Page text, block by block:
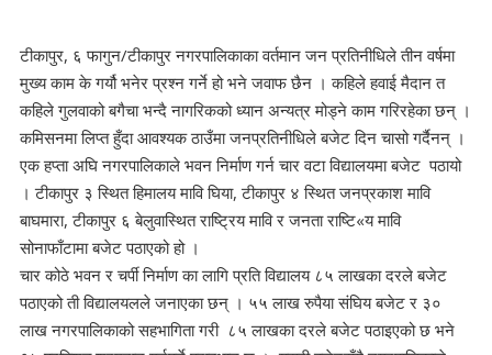
टीकापुर, ६ फागुन/टीकापुर नगरपालिकाका वर्तमान जन प्रतिनीधिले तीन वर्षमा
मुख्य काम के गर्यौ भनेर प्रश्न गर्ने हो भने जवाफ छैन । कहिले हवाई मैदान त
कहिले गुलवाको बगैचा भन्दै नागरिकको ध्यान अन्यत्र मोड्ने काम गरिरहेका छन् ।
कमिसनमा लिप्त हुँदा आवश्यक ठाउँमा जनप्रतिनीधिले बजेट दिन चासो गर्दैनन् ।
एक हप्ता अघि नगरपालिकाले भवन निर्माण गर्न चार वटा विद्यालयमा बजेट पठायो
। टीकापुर ३ स्थित हिमालय मावि घिया, टीकापुर ४ स्थित जनप्रकाश मावि
बाघमारा, टीकापुर ६ बेलुवास्थित राष्ट्रिय मावि र जनता राष्टि«य मावि
सोनाफाँटामा बजेट पठाएको हो ।
चार कोठे भवन र चर्पी निर्माण का लागि प्रति विद्यालय ८५ लाखका दरले बजेट
पठाएको ती विद्यालयलले जनाएका छन् । ५५ लाख रुपैया संघिय बजेट र ३०
लाख नगरपालिकाको सहभागिता गरी ८५ लाखका दरले बजेट पठाइएको छ भने